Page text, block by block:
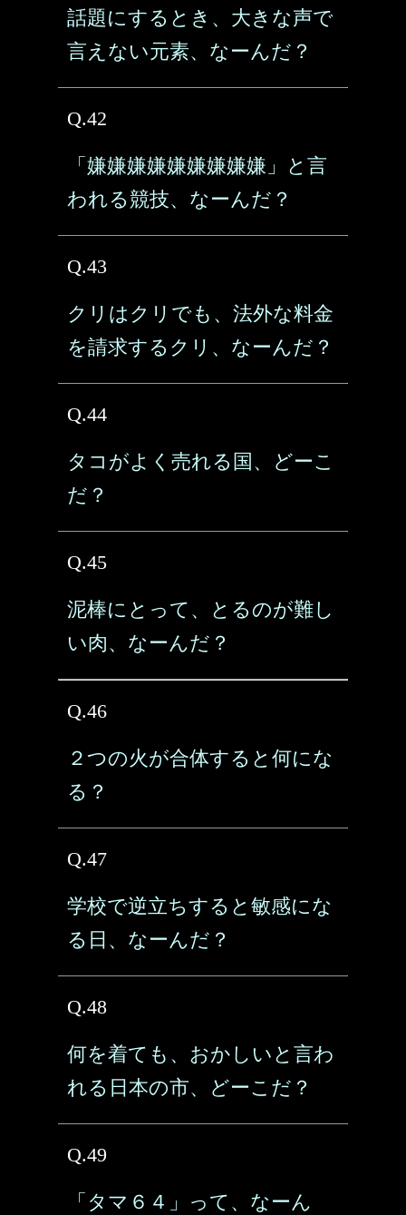
話題にするとき、大きな声で
言えない元素、なーんだ？
Q.42
「嫌嫌嫌嫌嫌嫌嫌嫌嫌」と言
われる競技、なーんだ？
Q.43
クリはクリでも、法外な料金
を請求するクリ、なーんだ？
Q.44
タコがよく売れる国、どーこ
だ？
Q.45
泥棒にとって、とるのが難し
い肉、なーんだ？
Q.46
２つの火が合体すると何にな
る？
Q.47
学校で逆立ちすると敏感にな
る日、なーんだ？
Q.48
何を着ても、おかしいと言わ
れる日本の市、どーこだ？
Q.49
「タマ６４」って、なーん